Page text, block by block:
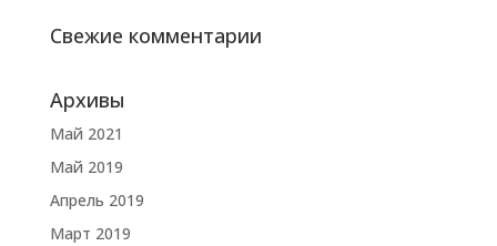
Свежие комментарии
Архивы
Май 2021
Май 2019
Апрель 2019
Март 2019